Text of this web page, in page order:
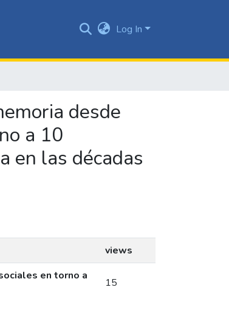
Log In
desde
a 10
en las décadas
views
en torno a
15